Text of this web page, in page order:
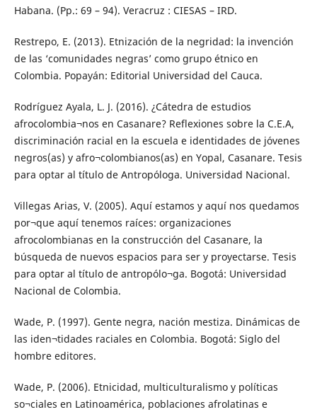
Habana. (Pp.: 69 – 94). Veracruz : CIESAS – IRD.
Restrepo, E. (2013). Etnización de la negridad: la invención
de las ‘comunidades negras’ como grupo étnico en
Colombia. Popayán: Editorial Universidad del Cauca.
Rodríguez Ayala, L. J. (2016). ¿Cátedra de estudios
afrocolombia¬nos en Casanare? Reflexiones sobre la C.E.A,
discriminación racial en la escuela e identidades de jóvenes
negros(as) y afro¬colombianos(as) en Yopal, Casanare. Tesis
para optar al título de Antropóloga. Universidad Nacional.
Villegas Arias, V. (2005). Aquí estamos y aquí nos quedamos
por¬que aquí tenemos raíces: organizaciones
afrocolombianas en la construcción del Casanare, la
búsqueda de nuevos espacios para ser y proyectarse. Tesis
para optar al título de antropólo¬ga. Bogotá: Universidad
Nacional de Colombia.
Wade, P. (1997). Gente negra, nación mestiza. Dinámicas de
las iden¬tidades raciales en Colombia. Bogotá: Siglo del
hombre editores.
Wade, P. (2006). Etnicidad, multiculturalismo y políticas
so¬ciales en Latinoamérica, poblaciones afrolatinas e